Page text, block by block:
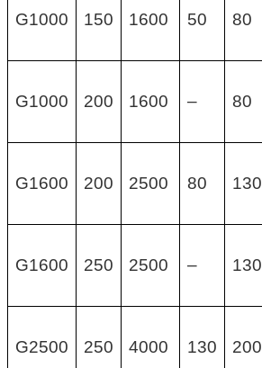
G1000 150 1600 50 80
G1000 200 1600 – 80
G1600 200 2500 80 130
G1600 250 2500 – 130
G2500 250 4000 130 200